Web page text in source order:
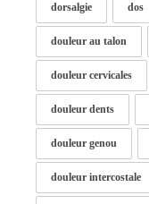
dorsalgie dos
douleur au talon
douleur cervicales
douleur dents
douleur genou
douleur intercostale